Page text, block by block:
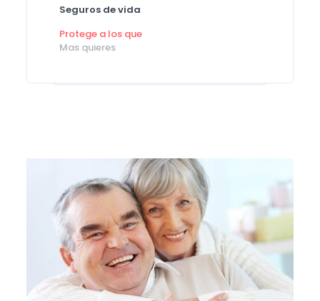
Seguros de vida
Protege a los que
Mas quieres